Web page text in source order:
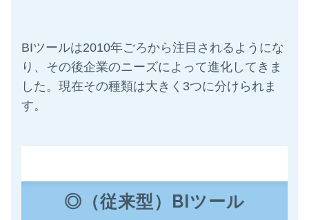
BIツールは2010年ごろから注目されるようにな
り、その後企業のニーズによって進化してきま
した。現在その種類は大きく 3つに分けられま
す。
◎（従来型）BIツール